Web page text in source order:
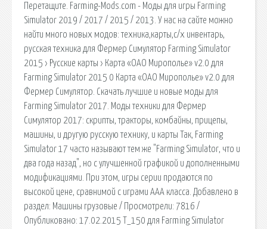
Перетащите. Farming-Mods.com - Моды для игры Farming
Simulator 2019 / 2017 / 2015 / 2013. У нас на сайте можно
найти много новых модов: техника,карты,с/х инвентарь,
русская техника для Фермер Симулятор Farming Simulator
2015 › Русские карты › Карта «ОАО Мирополье» v2.0 для
Farming Simulator 2015 0 Карта «ОАО Мирополье» v2.0 для
Фермер Симулятор. Скачать лучшие и новые моды для
Farming Simulator 2017. Моды техники для Фермер
Симулятор 2017: скрипты, тракторы, комбайны, прицепы,
машины, и другую русскую технику, и карты Так, Farming
Simulator 17 часто называют тем же "Farming Simulator, что и
два года назад", но с улучшенной графикой и дополненными
модификациями. При этом, игры серии продаются по
высокой цене, сравнимой с играми ААА класса. Добавлено в
раздел: Машины грузовые / Просмотрели: 7816 /
Опубликовано: 17.02.2015 Т_150 для Farming Simulator